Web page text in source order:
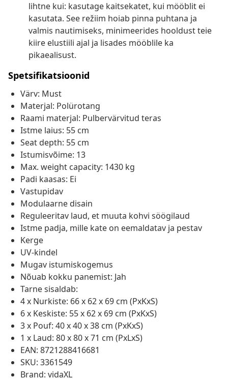
lihtne kui: kasutage kaitsekatet, kui mööblit ei
kasutata. See režiim hoiab pinna puhtana ja
valmis nautimiseks, minimeerides hooldust teie
kiire elustiili ajal ja lisades mööblile ka
pikaealisust.
Spetsifikatsioonid
Värv: Must
Materjal: Polürotang
Raami materjal: Pulbervärvitud teras
Istme laius: 55 cm
Seat depth: 55 cm
Istumisvõime: 13
Max. weight capacity: 1430 kg
Padi kaasas: Ei
Vastupidav
Modulaarne disain
Reguleeritav laud, et muuta kohvi söögilaud
Istme padja, mille kate on eemaldatav ja pestav
Kerge
UV-kindel
Mugav istumiskogemus
Nõuab kokku panemist: Jah
Tarne sisaldab:
4 x Nurkiste: 66 x 62 x 69 cm (PxKxS)
6 x Keskiste: 55 x 62 x 69 cm (PxKxS)
3 x Pouf: 40 x 40 x 38 cm (PxKxS)
1 x Laud: 80 x 80 x 71 cm (PxLxS)
EAN: 8721288416681
SKU: 3361549
Brand: vidaXL